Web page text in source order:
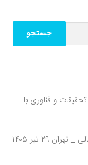
و فناوری با
تیر ۱۴۰۵